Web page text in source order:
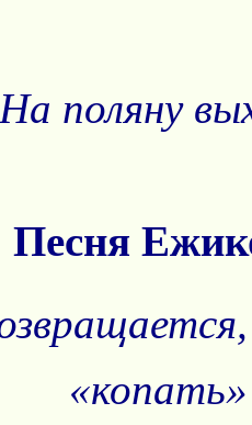
поляну
Песня
«копать»